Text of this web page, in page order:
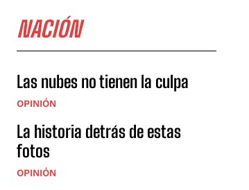
NACIÓN
Las nubes no tienen la culpa
OPINIÓN
La historia detrás de estas
fotos
OPINIÓN